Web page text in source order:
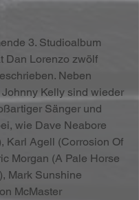
3. Studioalbum
Dan Lorenzo zwölf
Neben
Kelly sind wieder
Sänger und
wie Dave Neabore
Karl Agell (Corrosion Of
Morgan (A Pale Horse
Mark Sunshine
McMaster